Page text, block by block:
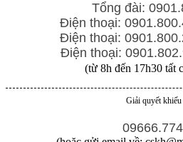
Tổng đài:
Điện thoại:
Điện thoại:
Điện thoại:
(từ 8h đến 17h30 tất
Giải quyết khiếu